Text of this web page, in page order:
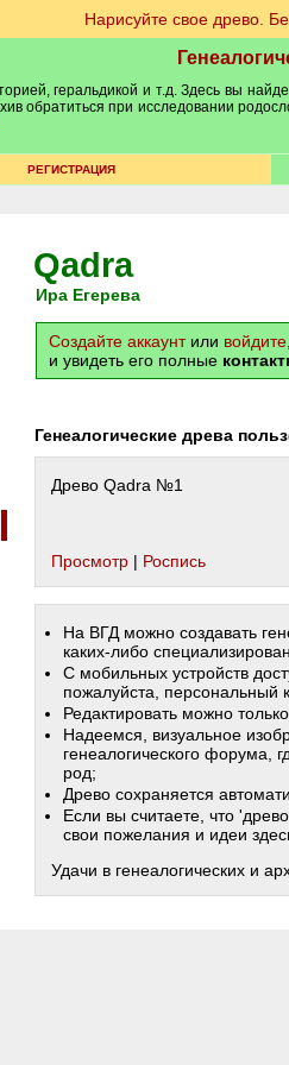
Нарисуйте свое древо.
геральдикой и т.д. Здесь вы
обратиться при исследовании
РЕГИСТРАЦИЯ
Qadra
Ира Егерева
Создайте аккаунтили войдите
и увидеть его полные
Генеалогические древа
Древо Qadra №1
Просмотр | Роспись
На ВГД можно создавать
каких-либо
С мобильных устройств
пожалуйста, персональный
Редактировать можно
Надеемся, визуальное
генеалогического форума,
род;
Древо сохраняется
Если вы считаете, что
свои пожелания и идеи
Удачи в генеалогических и